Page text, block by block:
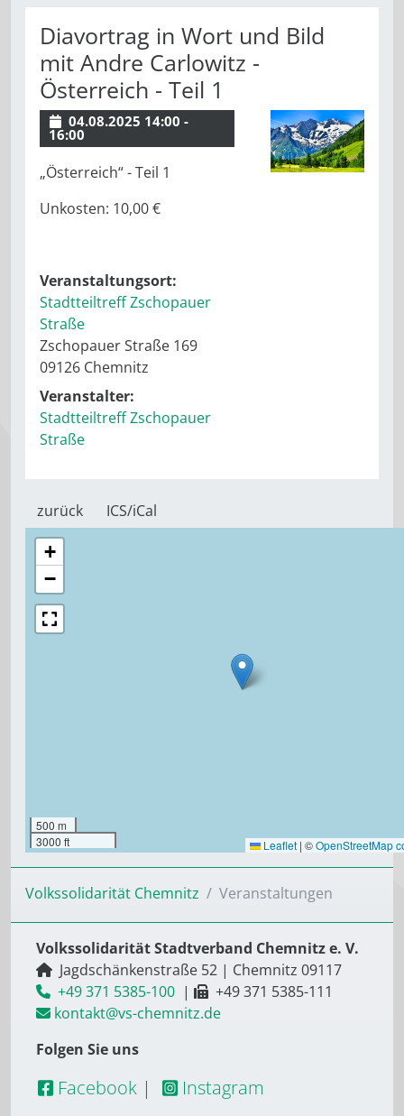
Diavortrag in Wort und Bild
mit Andre Carlowitz -
Österreich - Teil 1
04.08.2025 14:00 -
16:00
„Österreich“ - Teil 1
Unkosten: 10,00 €
Veranstaltungsort:
Stadtteiltreff Zschopauer
Straße
Zschopauer Straße 169
09126 Chemnitz
Veranstalter:
Stadtteiltreff Zschopauer
Straße
zurück ICS/iCal
+
−
500 m
3000 ft
Leaflet | ©OpenStreetMap
Volkssolidarität Chemnitz Veranstaltungen
Volkssolidarität Stadtverband Chemnitz e. V.
Jagdschänkenstraße 52 | Chemnitz 09117
+49 371 5385-100 |
+49 371 5385-111
kontakt@vs-chemnitz.de
Folgen Sie uns
Facebook | Instagram